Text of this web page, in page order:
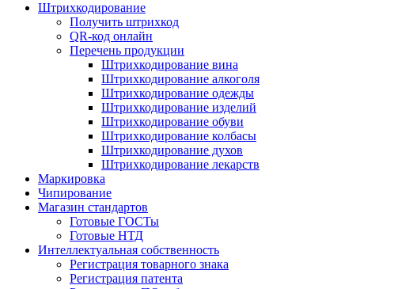
Штрихкодирование
Получить штрихкод
QR-код онлайн
Перечень продукции
Штрихкодирование вина
Штрихкодирование алкоголя
Штрихкодирование одежды
Штрихкодирование изделий
Штрихкодирование обуви
Штрихкодирование колбасы
Штрихкодирование духов
Штрихкодирование лекарств
Маркировка
Чипирование
Магазин стандартов
Готовые ГОСТы
Готовые НТД
Интеллектуальная собственность
Регистрация товарного знака
Регистрация патента